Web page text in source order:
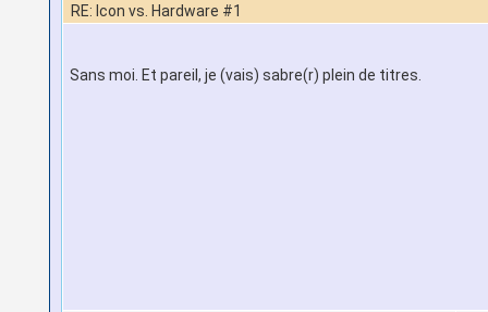
RE: Icon vs. Hardware #1
Sans moi. Et pareil, je (vais) sabre(r) plein de titres.